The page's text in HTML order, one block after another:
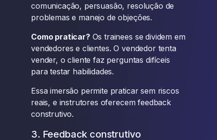
comunicação, persuasão, resolução de
problemas e manejo de objeções.
Como praticar?Os trainees se dividem em
vendedores e clientes. O vendedor tenta
vender, o cliente faz perguntas difíceis
para testar habilidades.
Essa imersão permite praticar sem riscos
reais, e instrutores oferecem feedback
construtivo.
3. Feedback construtivo